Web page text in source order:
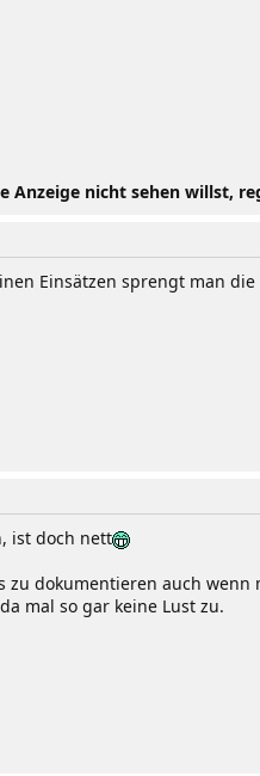
Anzeige nicht sehen willst,
Einsätzen sprengt man
ist doch nett
dokumentieren auch
mal so gar keine Lust zu.